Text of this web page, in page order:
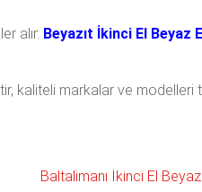
alır. Beyazıt İkinci El Beyaz
kaliteli markalar ve
Baltalimanı İkinci El